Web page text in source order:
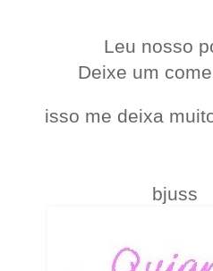
Leu nosso
Deixe um
isso me deixa
bjuss